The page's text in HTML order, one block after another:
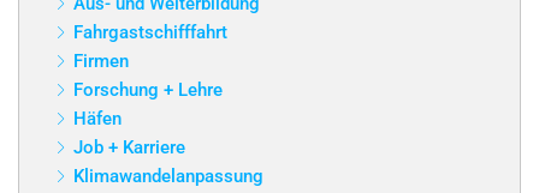
Fahrgastschifffahrt
Firmen
Forschung + Lehre
Häfen
Job + Karriere
Klimawandelanpassung